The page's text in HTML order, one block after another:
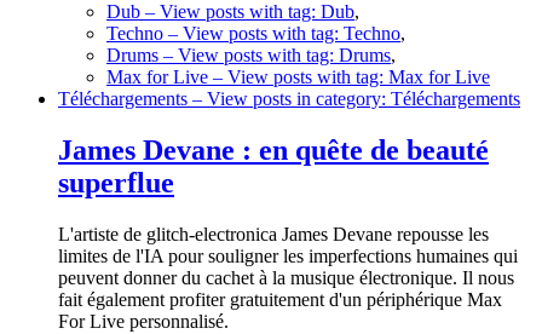
Dub – View posts with tag: Dub,
Techno – View posts with tag: Techno,
Drums – View posts with tag: Drums,
Max for Live – View posts with tag: Max for Live
Téléchargements – View posts in category: Téléchargements
James Devane : en quête de beauté
superflue
L'artiste de glitch-electronica James Devane repousse les
limites de l'IA pour souligner les imperfections humaines qui
peuvent donner du cachet à la musique électronique. Il nous
fait également profiter gratuitement d'un périphérique Max
For Live personnalisé.